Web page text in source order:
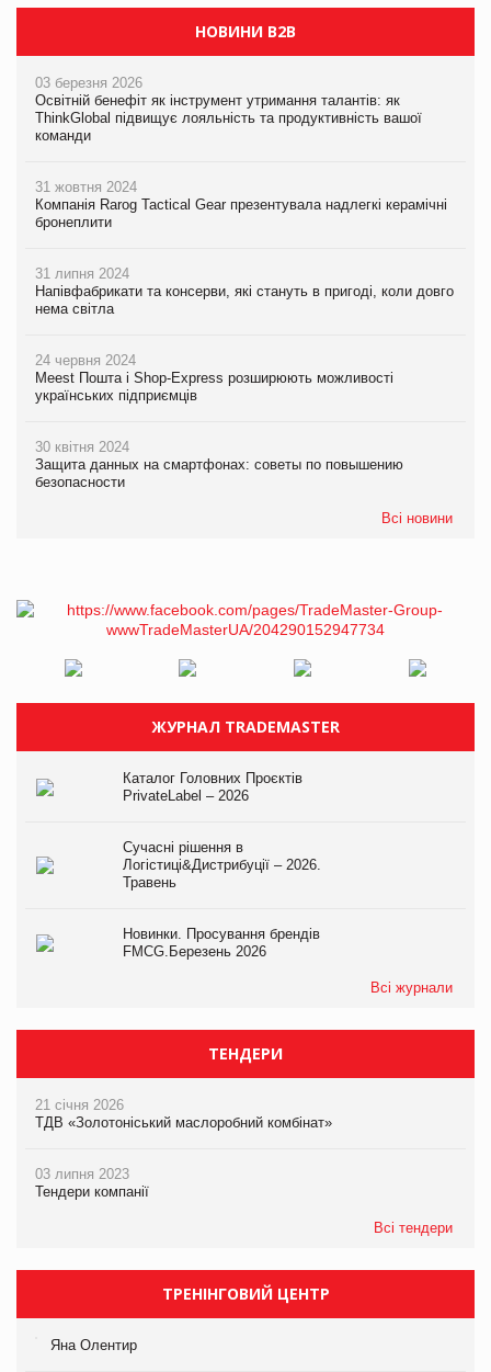
НОВИНИ B2B
03 березня 2026
Освітній бенефіт як інструмент утримання талантів: як
ThinkGlobal підвищує лояльність та продуктивність вашої
команди
31 жовтня 2024
Компанія Rarog Tactical Gear презентувала надлегкі керамічні
бронеплити
31 липня 2024
Напівфабрикати та консерви, які стануть в пригоді, коли довго
нема світла
24 червня 2024
Meest Пошта і Shop-Express розширюють можливості
українських підприємців
30 квітня 2024
Защита данных на смартфонах: советы по повышению
безопасности
Всі новини
ЖУРНАЛ TRADEMASTER
Каталог Головних Проєктів
PrivateLabel – 2026
Сучасні рішення в
Логістиці&Дистрибуції – 2026.
Травень
Новинки. Просування брендів
FMCG.Березень 2026
Всі журнали
ТЕНДЕРИ
21 січня 2026
ТДВ «Золотоніський маслоробний комбінат»
03 липня 2023
Тендери компанії
Всі тендери
ТРЕНІНГОВИЙ ЦЕНТР
Яна Олентир